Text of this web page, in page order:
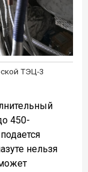
ТЭЦ-3
450-
нельзя